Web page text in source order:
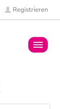
Registrieren